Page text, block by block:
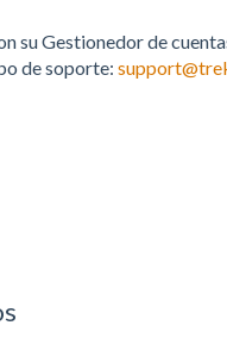
su Gestionedor de
de soporte: